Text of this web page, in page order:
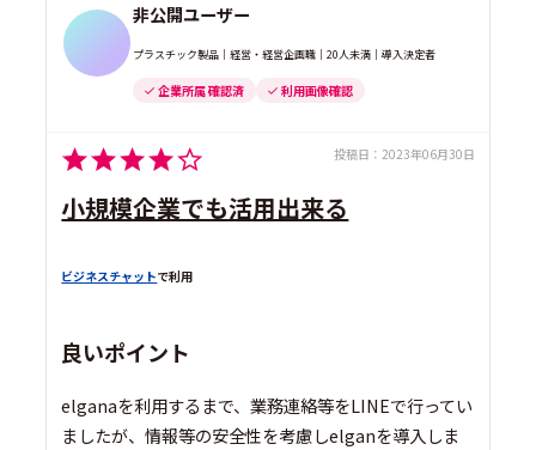
非公開ユーザー
プラスチック製品｜経営・経営企画職｜20人未満｜導入決定者
企業所属 確認済 利用画像確認
投稿日： 2023年06月30日
小規模企業でも活用出来る
ビジネスチャットで利用
良いポイント
elganaを利用するまで、業務連絡等をLINEで行ってい
ましたが、情報等の安全性を考慮しelganを導入しま